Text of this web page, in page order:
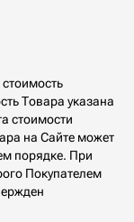
Товара указана
стоимости
на Сайте может
порядке. При
Покупателем